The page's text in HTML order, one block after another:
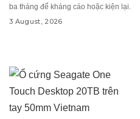
ba tháng để kháng cáo hoặc kiện lại.
3 August, 2026